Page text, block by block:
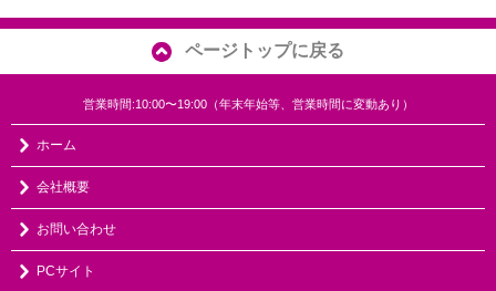
ページトップに戻る
営業時間:10:00〜19:00（年末年始等、営業時間に変動あり）
ホーム
会社概要
お問い合わせ
PCサイト